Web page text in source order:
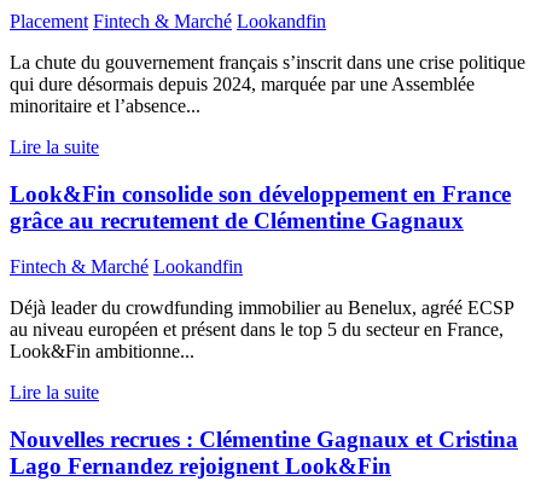
Placement Fintech & Marché Lookandfin
La chute du gouvernement français s’inscrit dans une crise politique
qui dure désormais depuis 2024, marquée par une Assemblée
minoritaire et l’absence...
Lire la suite
Look&Fin consolide son développement en France
grâce au recrutement de Clémentine Gagnaux
Fintech & Marché Lookandfin
Déjà leader du crowdfunding immobilier au Benelux, agréé ECSP
au niveau européen et présent dans le top 5 du secteur en France,
Look&Fin ambitionne...
Lire la suite
Nouvelles recrues : Clémentine Gagnaux et Cristina
Lago Fernandez rejoignent Look&Fin